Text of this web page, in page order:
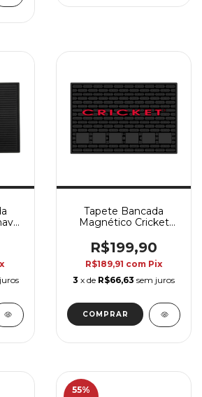
Tapete Bancada
Magnético Cricket
R$199,90
R$189,91 com Pix
3 x de R$66,63 sem juros
55%